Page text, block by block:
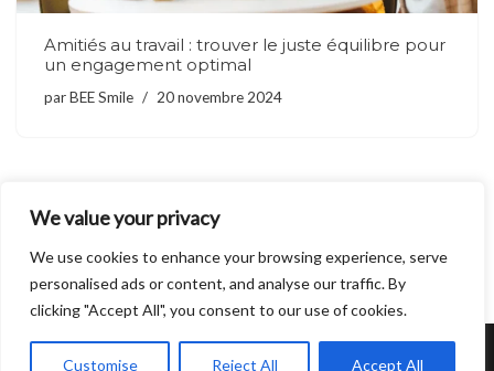
We value your privacy
We use cookies to enhance your browsing experience, serve
personalised ads or content, and analyse our traffic. By
clicking "Accept All", you consent to our use of cookies.
Customise Reject All Accept All
Amitiés au travail : trouver le juste équilibre pour
un engagement optimal
parBEE Smile 20 novembre 2024
7
Tous droits réservés - BEE Smile - 2026